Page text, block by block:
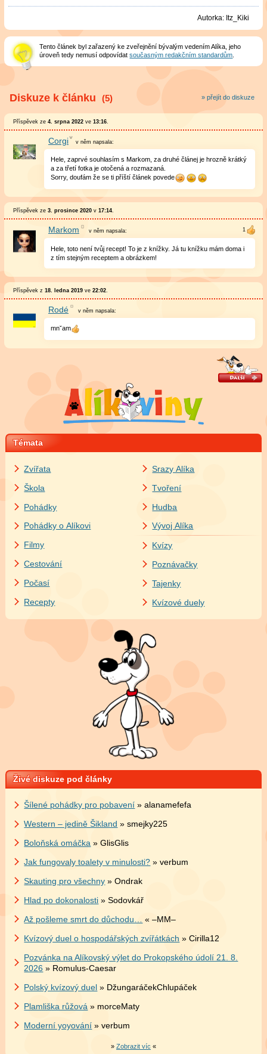
Autorka: Itz_Kiki
Tento článek byl zařazený ke zveřejnění bývalým vedením Alíka, jeho
úroveň tedy nemusí odpovídatsoučasným redakčním standardům
» přejít do diskuze
Diskuze k článku (5)
Příspěvek ze 4. srpna 2022ve 13:16.
Corgi v němnapsala:
Hele, zaprvé souhlasím s Markom, za druhé článej je hrozně krátký
a za třetí fotka je otočená a rozmazaná.
Sorry, doufám že se ti příští článek povede
Příspěvek ze 3. prosince 2020v 17:14.
Markom v něm napsala:
Hele, toto není tvůj recept! To je z knížky. Já tu knížku mám doma i
z tím stejným receptem a obrázkem!
Příspěvek z 18. ledna 2019ve 22:02.
Rodé v něm napsala:
mnˇam
Témata
Zvířata
Škola
Pohádky
Pohádky o Alíkovi
Filmy
Cestování
Počasí
Recepty
Srazy Alíka
Tvoření
Hudba
Vývoj Alíka
Kvízy
Poznávačky
Tajenky
Kvízové duely
Živé diskuze pod články
Šílené pohádky pro pobavení » alanamefefa
Western – jedině Šikland » smejky225
Boloňská omáčka » GlisGlis
Jak fungovaly toalety v minulosti? » verbum
Skauting pro všechny » Ondrak
Hlad po dokonalosti » Sodovkář
Až pošleme smrt do důchodu… « –MM–
Kvízový duel o hospodářských zvířátkách » Cirilla12
Pozvánka na Alíkovský výlet do Prokopského údolí 21. 8.
2026 » Romulus-Caesar
Polský kvízový duel » DžungaráčekChlupáček
Plamliška růžová » morceMaty
Moderní yoyování » verbum
» Zobrazit víc «